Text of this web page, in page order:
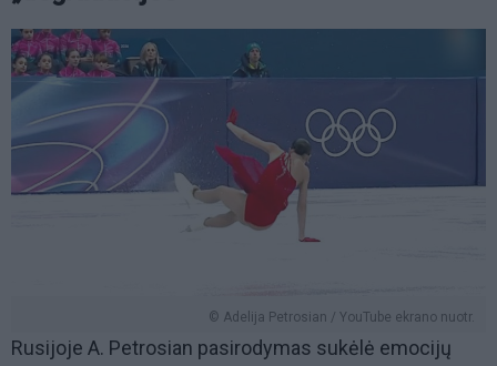
© Adelija Petrosian / YouTube ekrano nuotr.
Rusijoje A. Petrosian pasirodymas sukėlė emocijų